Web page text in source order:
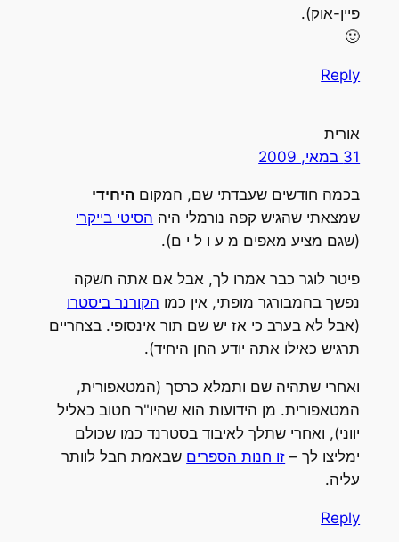
פיין-אוק).
Reply
אורית
בכמה חודשים שעבדתי שם, המקוםהיחידי
שמצאתי שהגיש קפה נורמלי היההסיטי בייקרי
(שגם מציע מאפים מ ע ו ל י ם).
פיטר לוגר כבר אמרו לך, אבל אם אתה חשקה
נפשך בהמבורגר מופתי, אין כמוהקורנר ביסטרו
(אבל לא בערב כי אז יש שם תור אינסופי. בצהריים
תרגיש כאילו אתה יודע החן היחיד).
ואחרי שתהיה שם ותמלא כרסך (המטאפורית,
המטאפורית. מן הידועות הוא שהיו"ר חטוב כאליל
יווני), ואחרי שתלך לאיבוד בסטרנד כמו שכולם
ימליצו לך –זו חנות הספריםשבאמת חבל לוותר
עליה.
Reply